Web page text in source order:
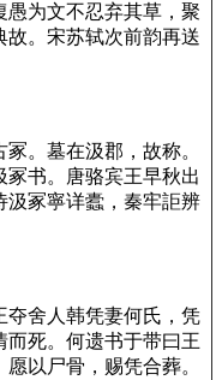
愚为文不忍弃其草，聚
故。宋苏轼次前韵再送
。墓在汲郡，故称。
冢书。唐骆宾王早秋出
汲冢寧详蠹，秦牢詎辨
夺舍人韩凭妻何氏，凭
而死。何遗书于带曰王
以尸骨，赐凭合葬。